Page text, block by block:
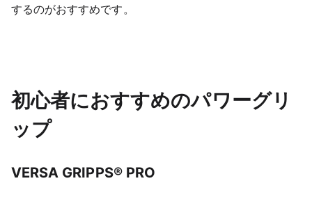
するのがおすすめです。
初心者におすすめのパワーグリ
ップ
VERSA GRIPPS® PRO